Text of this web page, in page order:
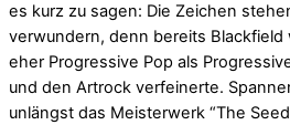
es kurz zu sagen: Die Zeichen
verwundern, denn bereits Blackfield
eher Progressive Pop als
und den Artrock verfeinerte.
unlängst das Meisterwerk “The